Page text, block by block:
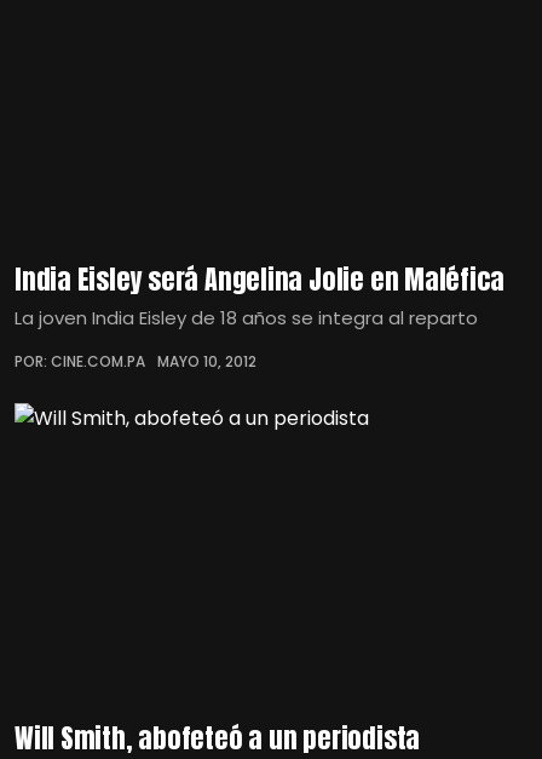
India Eisley será Angelina Jolie en Maléfica
La joven India Eisley de 18 años se integra al reparto
POR: CINE.COM.PA MAYO 10, 2012
Will Smith, abofeteó a un periodista